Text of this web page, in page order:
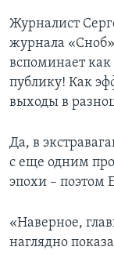
Журналист
журнала
вспоминает
публику! Как
выходы в
Да, в
с еще одним
эпохи – поэтом
«Наверное,
наглядно